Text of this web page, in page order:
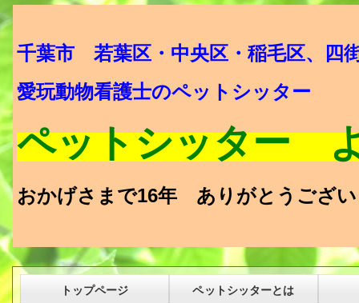
千葉市 若葉区・中央区・稲毛区、四
愛玩動物看護士のペットシッター
ペットシッター
おかげさまで16年 ありがとうござ
トップページ ペットシッターとは